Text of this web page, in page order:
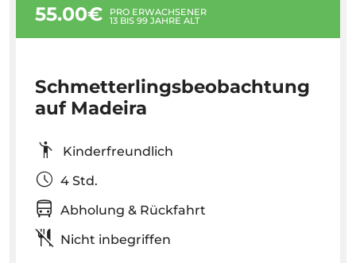
55.00€ PRO ERWACHSENER
13 BIS 99 JAHRE ALT
Schmetterlingsbeobachtung
auf Madeira
Kinderfreundlich
4 Std.
Abholung & Rückfahrt
Nicht inbegriffen